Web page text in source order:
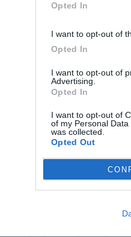
Opted In
I want to opt-out of
Opted In
I want to opt-out of
Advertising.
Opted In
I want to opt-out of
of my Personal
was collected.
Opted Out
Manchester United